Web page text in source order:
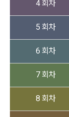
4 회차
5 회차
6 회차
7 회차
8 회차